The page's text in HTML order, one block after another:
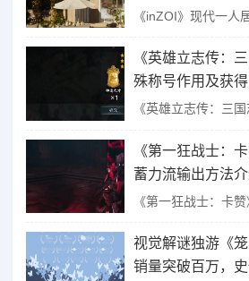
《inZOI》现代一人
《英雄立志传：
殊称号作用及获
《第一狂战士：
蓄力流输出方法
视觉解谜独游《
销量突破百万，